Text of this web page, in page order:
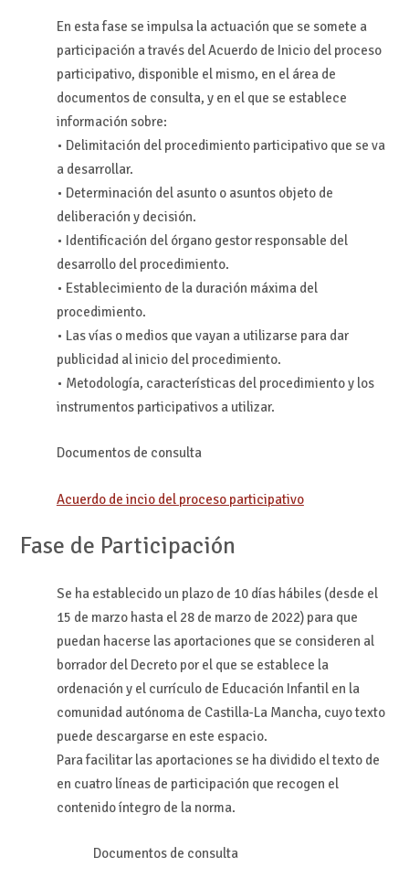
En esta fase se impulsa la actuación que se somete a
participación a través del Acuerdo de Inicio del proceso
participativo, disponible el mismo, en el área de
documentos de consulta, y en el que se establece
información sobre:
• Delimitación del procedimiento participativo que se va
a desarrollar.
• Determinación del asunto o asuntos objeto de
deliberación y decisión.
• Identificación del órgano gestor responsable del
desarrollo del procedimiento.
• Establecimiento de la duración máxima del
procedimiento.
• Las vías o medios que vayan a utilizarse para dar
publicidad al inicio del procedimiento.
• Metodología, características del procedimiento y los
instrumentos participativos a utilizar.
Documentos de consulta
Acuerdo de incio del proceso participativo
Fase de Participación
Se ha establecido un plazo de 10 días hábiles (desde el
15 de marzo hasta el 28 de marzo de 2022) para que
puedan hacerse las aportaciones que se consideren al
borrador del Decreto por el que se establece la
ordenación y el currículo de Educación Infantil en la
comunidad autónoma de Castilla-La Mancha, cuyo texto
puede descargarse en este espacio.
Para facilitar las aportaciones se ha dividido el texto de
en cuatro líneas de participación que recogen el
contenido íntegro de la norma.
Documentos de consulta